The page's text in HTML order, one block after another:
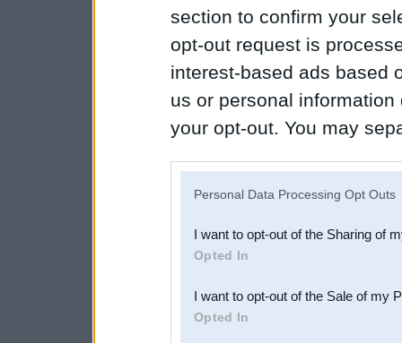
section to confirm your
opt-out request is
interest-based ads based
us or personal
your opt-out. You may
Downstream Participants
third parties.
Personal Data Processing Opt Outs
I want to opt-out of the Sharing of
Opted In
I want to opt-out of the Sale of my
Opted In